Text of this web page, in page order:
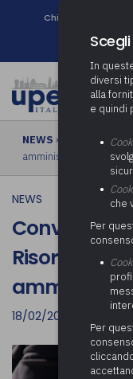
Chi siamo
NEWS › Conversione
amministratori locali
NEWS
Risorse per
18/02/2023
In
diversi
alla
e quindi
che
Per
Per